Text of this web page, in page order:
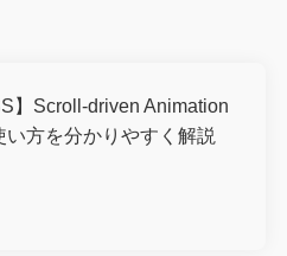
】Scroll-driven Animation
い方を分かりやすく解説